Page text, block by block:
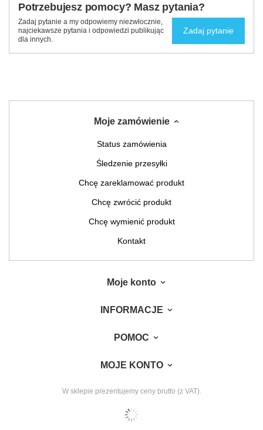
Potrzebujesz pomocy? Masz pytania?
Zadaj pytanie a my odpowiemy niezwłocznie,
najciekawsze pytania i odpowiedzi publikując
dla innych.
Zadaj pytanie
Moje zamówienie
Status zamówienia
Śledzenie przesyłki
Chcę zareklamować produkt
Chcę zwrócić produkt
Chcę wymienić produkt
Kontakt
Moje konto
INFORMACJE
POMOC
MOJE KONTO
W sklepie prezentujemy ceny brutto (z VAT).